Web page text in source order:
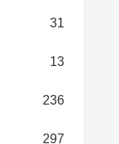
31
13
236
297